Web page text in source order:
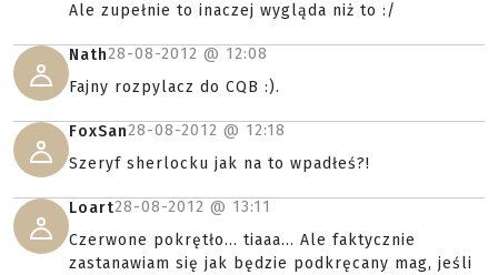
Ale zupełnie to inaczej wygląda niż to :/
Nath28-08-2012 @ 12:08
Fajny rozpylacz do CQB :).
FoxSan28-08-2012 @ 12:18
Szeryf sherlocku jak na to wpadłeś?!
Loart28-08-2012 @ 13:11
Czerwone pokrętło... tiaaa... Ale faktycznie
zastanawiam się jak będzie podkręcany mag, jeśli